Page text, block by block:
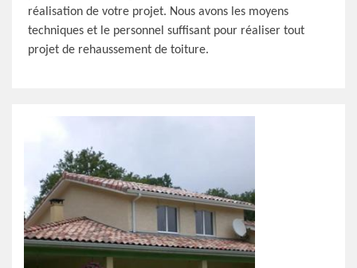
réalisation de votre projet. Nous avons les moyens
techniques et le personnel suffisant pour réaliser tout
projet de rehaussement de toiture.